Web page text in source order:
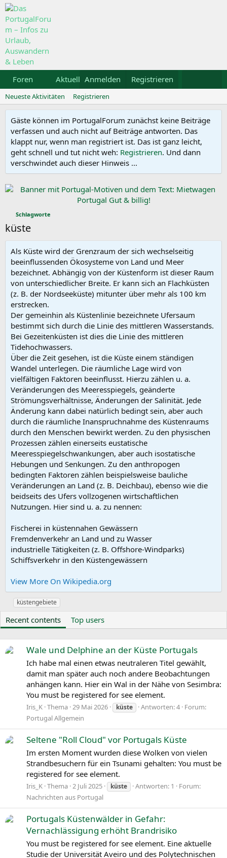
Foren Aktuelles Galerie Kalender
Anmelden Registrieren
Neueste Aktivitäten Registrieren
Gäste können im PortugalForum zunächst keine Beiträge
verfassen und auch nicht auf Beiträge antworten. Das
klappt nur, wenn man registriert ist. Das ist ganz leicht,
geht schnell und tut nicht weh: Registrieren. Und dann
verschwindet auch dieser Hinweis ...
Schlagworte
küste
Als Küste wird der Grenzraum der sich wechselseitig
beeinflussenden Ökosysteme von Land und Meer
bezeichnet. Abhängig von der Küstenform ist dieser Raum
von unterschiedlicher Breite. Er kann sich an Flachküsten
(z. B. der Nordseeküste) mitunter über mehr als 100 km
erstrecken.
Der gemeinhin als Küstenlinie bezeichnete Ufersaum
bestimmt sich durch die Linie des mittleren Wasserstands.
Bei Gezeitenküsten ist dies die Linie des mittleren
Tidehochwassers.
Über die Zeit gesehen, ist die Küste einem ständigen
Wandel unterlegen. Die räumliche Lage wird von
vielfältigen Faktoren beeinflusst. Hierzu zählen u. a.
Veränderungen des Meeresspiegels, geänderte
Strömungsverhältnisse, Änderungen der Salinität. Jede
Änderung kann dabei natürlich bedingt sein, aber auch
durch die räumliche Inanspruchnahme des Küstenraums
durch den Menschen bewirkt werden. Zu den physischen
Prozessen zählen einerseits eustatische
Meeresspiegelschwankungen, aber auch isostatische
Hebungen und Senkungen. Zu den anthropogen
bedingten Faktoren zählen beispielsweise bauliche
Veränderungen an Land (z. B. Deichbau), ebenso wie die
beidseits des Ufers vollzogenen wirtschaftlichen
Nutzungen. Hier sind u. a. zu nennen:
Fischerei in küstennahen Gewässern
Fremdenverkehr an Land und zu Wasser
industrielle Tätigkeiten (z. B. Offshore-Windparks)
Schiffsverkehr in den Küstengewässern
View More On Wikipedia.org
S
y
n
o
n
y
m
küstengebiete
Recent contents Top users
Wale und Delphine an der Küste Portugals
Ich habe mal einen etwas neutraleren Titel gewählt,
damit man später auch noch andere Beobachtungen
anhängen kann. Hier ein Wal in der Nähe von Sesimbra:
You must be registered for see element.
Iris_K Thema 29 Mai 2026 küste Antworten: 4 Forum:
Portugal Allgemein
Seltene "Roll Cloud" vor Portugals Küste
Im ersten Moment wurden diese Wolken von vielen
Strandbesuchern für ein Tsunami gehalten: You must be
registered for see element.
Iris_K Thema 2 Juli 2025 küste Antworten: 1
Forum:
Nachrichten aus Portugal
Portugals Küstenwälder in Gefahr:
Vernachlässigung erhöht Brandrisiko
You must be registered for see element. Eine aktuelle
Studie der Universität Aveiro und des Polytechnischen